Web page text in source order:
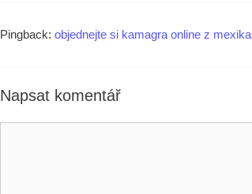
Pingback: objednejte si kamagra online z mexika
Napsat komentář